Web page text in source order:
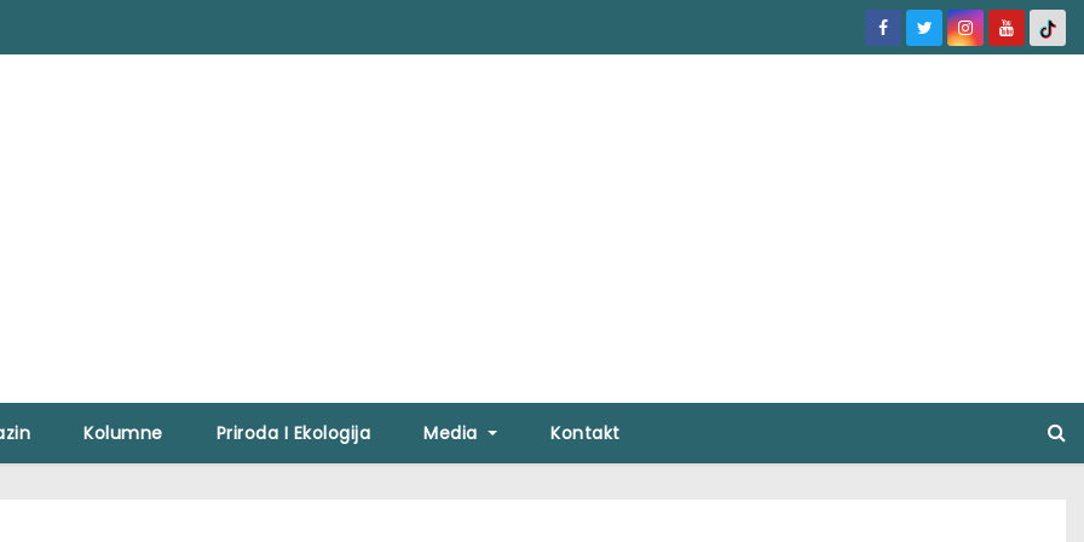
Kolumne Priroda I Ekologija Media Kontakt